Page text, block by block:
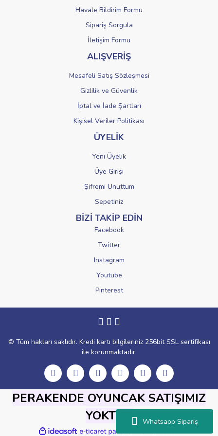
Whatsapp Sipariş
Gönder
Havale Bildirim Formu
Sipariş Sorgula
İletişim Formu
ALIŞVERİŞ
Mesafeli Satış Sözleşmesi
Gizlilik ve Güvenlik
İptal ve İade Şartları
Kişisel Veriler Politikası
ÜYELİK
Yeni Üyelik
Üye Girişi
Şifremi Unuttum
Sepetiniz
BİZİ TAKİP EDİN
Facebook
Twitter
Instagram
Youtube
Pinterest
© Tüm hakları saklıdır. Kredi kartı bilgileriniz 256bit SSL sertifikası
ile korunmaktadır.
PERAKENDE OYUNCAK SATIŞIMIZ
YOKTUR
ideasoft